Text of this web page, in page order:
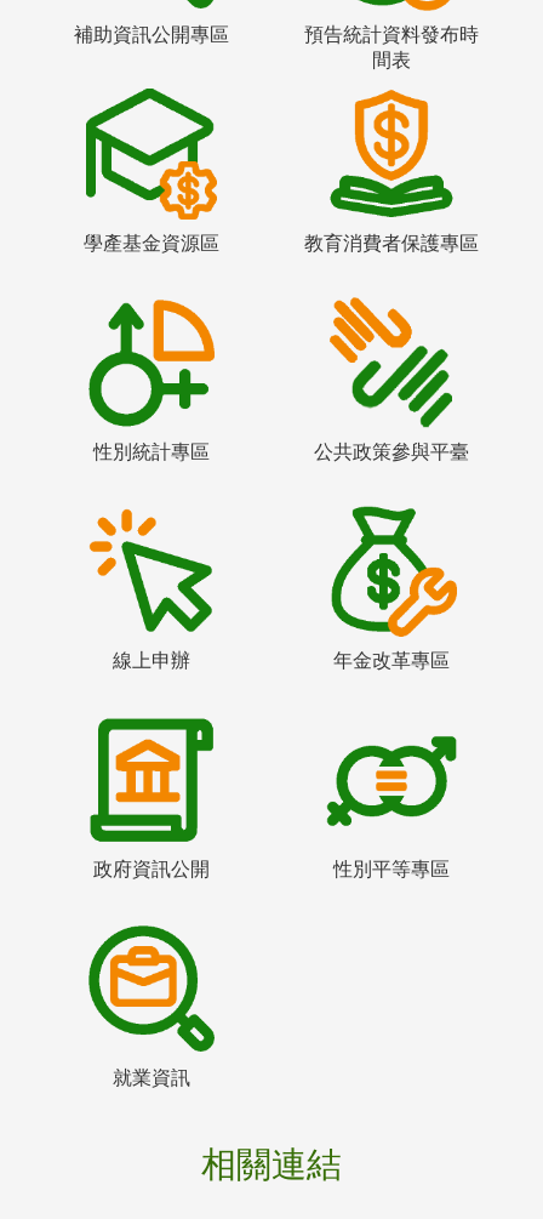
補助資訊公開專區
預告統計資料發布時
間表
學產基金資源區 教育消費者保護專區
性別統計專區 公共政策參與平臺
線上申辦 年金改革專區
政府資訊公開 性別平等專區
就業資訊
相關連結